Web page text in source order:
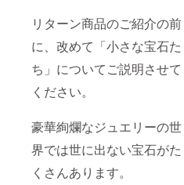
リターン商品のご紹介の前
に、改めて「小さな宝石た
ち」についてご説明させて
ください。
豪華絢爛なジュエリーの世
界では世に出ない宝石がた
くさんあります。